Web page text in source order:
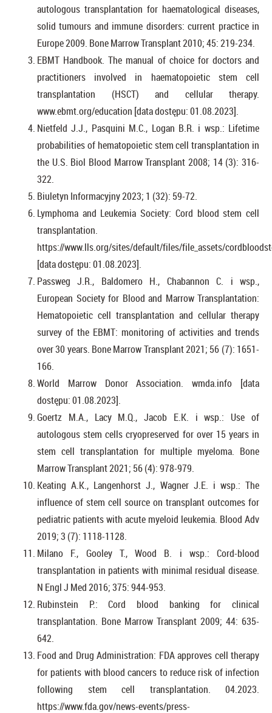
autologous transplantation for haematological diseases,
solid tumours and immune disorders: current practice in
Europe 2009. Bone Marrow Transplant 2010; 45: 219-234.
EBMT Handbook. The manual of choice for doctors and
practitioners involved in haematopoietic stem cell
transplantation (HSCT) and cellular therapy.
www.ebmt.org/education [data dostępu: 01.08.2023].
Nietfeld J.J., Pasquini M.C., Logan B.R. i wsp.: Lifetime
probabilities of hematopoietic stem cell transplantation in
the U.S. Biol Blood Marrow Transplant 2008; 14 (3): 316-
322.
Biuletyn Informacyjny 2023; 1 (32): 59-72.
Lymphoma and Leukemia Society: Cord blood stem cell
transplantation.
https://www.lls.org/sites/default/files/file_assets/
[data dostępu: 01.08.2023].
Passweg J.R., Baldomero H., Chabannon C. i wsp.,
European Society for Blood and Marrow Transplantation:
Hematopoietic cell transplantation and cellular therapy
survey of the EBMT: monitoring of activities and trends
over 30 years. Bone Marrow Transplant 2021; 56 (7): 1651-
166.
World Marrow Donor Association. wmda.info [data
dostępu: 01.08.2023].
Goertz M.A., Lacy M.Q., Jacob E.K. i wsp.: Use of
autologous stem cells cryopreserved for over 15 years in
stem cell transplantation for multiple myeloma. Bone
Marrow Transplant 2021; 56 (4): 978-979.
Keating A.K., Langenhorst J., Wagner J.E. i wsp.: The
influence of stem cell source on transplant outcomes for
pediatric patients with acute myeloid leukemia. Blood Adv
2019; 3 (7): 1118-1128.
Milano F., Gooley T., Wood B. i wsp.: Cord-blood
transplantation in patients with minimal residual disease.
N Engl J Med 2016; 375: 944-953.
Rubinstein P.: Cord blood banking for clinical
transplantation. Bone Marrow Transplant 2009; 44: 635-
642.
Food and Drug Administration: FDA approves cell therapy
for patients with blood cancers to reduce risk of infection
following stem cell transplantation. 04.2023.
https://www.fda.gov/news-events/press-